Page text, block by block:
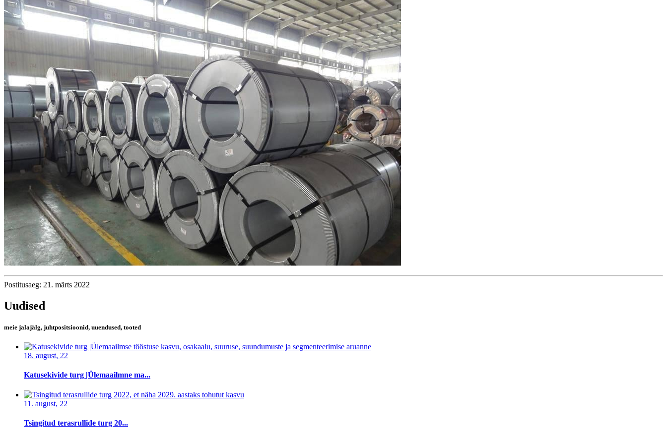
Postitusaeg: 21. märts 2022
Uudised
meie jalajälg, juhtpositsioonid, uuendused, tooted
18. august, 22
Katusekivide turg |Ülemaailmne ma...
11. august, 22
Tsingitud terasrullide turg 20...